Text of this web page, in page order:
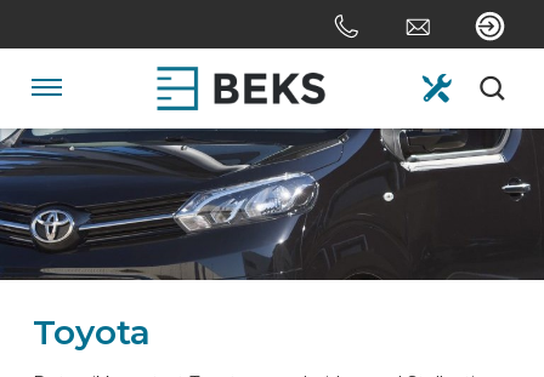
to
content
Jump
to
the
navigation
HOME
OM OS
SYSTEMER
Toyota